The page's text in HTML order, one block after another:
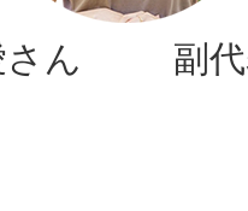
さん 副代